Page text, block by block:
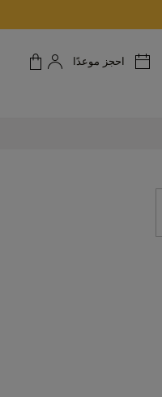
احجز موعدًا